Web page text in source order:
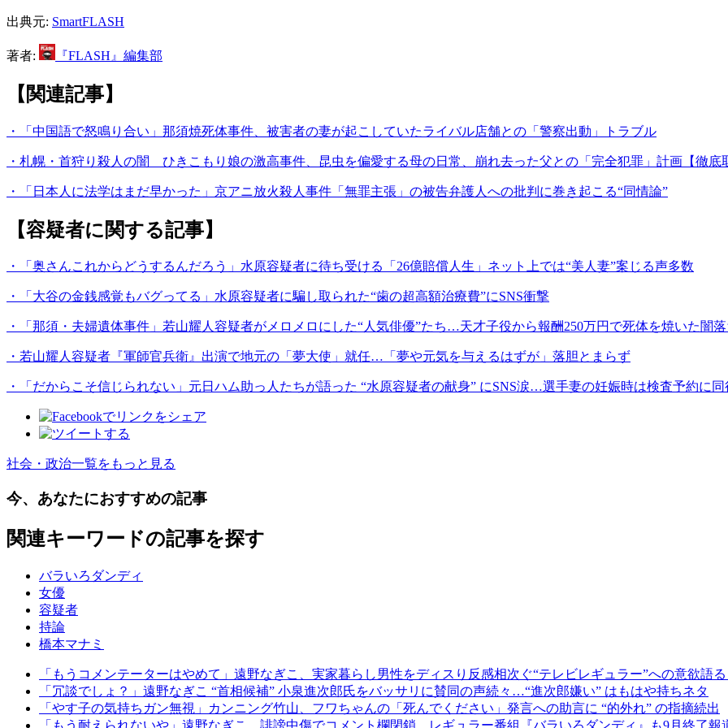
出典元: SmartFLASH
著者: 『FLASH』編集部
【関連記事】
・「中国語で怒鳴り合い」那須焼死体事件、被害者の妻が起こしていたライバル店舗との「警察出動」トラブル
・札幌・首狩り殺人の闇 ひきこもり娘の激高事件、昆虫を偏愛する母の日常、崩れ去った父との「完全犯罪」計画【徹底
・「日本人に法学はまだ早かった」京アニ放火殺人事件「無罪主張」の被告弁護人への批判に巻き起こる“同情論”
【容疑者に関する記事】
・「奥さんこれからどうするんだろう」水原容疑者に待ち受ける「26億賠償人生」ネット上では“美人妻”案じる声多数
・「大谷の金銭感覚もバグってる」水原容疑者に騙し取られた“歯の超高額治療費”にSNS衝撃
・「那須・夫婦遺体事件」若山耀人容疑者がメロメロにした“人気俳優”たち…天才子役から報酬250万円で死体を焼いた闇
・若山耀人容疑者『軍師官兵衛』出演で地元の「夢大使」就任…「夢や元気を与えるはずが」落胆とまらず
・「だからこそ信じられない」元日ハム助っ人たちが語った “水原容疑者の献身” にSNS涙…選手妻の妊娠時は検査予約に同
社会・政治一覧をもっと見る
今、あなたにおすすめの記事
関連キーワードの記事を探す
バラいろダンディ
女優
容疑者
持論
橋本マナミ
「もうコメンテーターはやめて」遠野なぎこ、実家暮らし男性をディスり反感相次ぐ“テレビレギュラー”への意欲語
「冗談でしょ？」遠野なぎこ “首相候補” 小泉進次郎氏をバッサリに賛同の声続々…“進次郎嫌い” はもはや持ちネタ
「やす子の気持ちガン無視」カンニング竹山、フワちゃんの「死んでください」発言への助言に “的外れ” の指摘続出
「もう耐えられないや」遠野なぎこ、誹謗中傷でコメント欄閉鎖…レギュラー番組『バラいろダンディ』も9月終了報